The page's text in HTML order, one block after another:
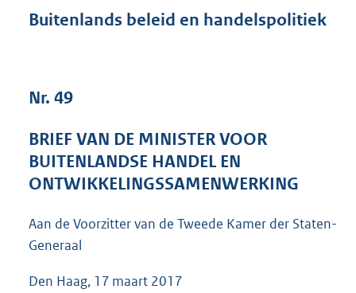
s
e
:
5
b
Buitenlands beleid en handelspolitiek
Nr. 49
BRIEF VAN DE MINISTER VOOR
BUITENLANDSE HANDEL EN
ONTWIKKELINGSSAMENWERKING
Aan de Voorzitter van de Tweede Kamer der Staten-
Generaal
Den Haag, 17 maart 2017